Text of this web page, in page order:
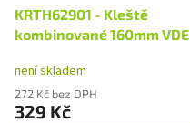
KRTH62901 - Kleště
kombinované 160mm VDE
není skladem
272 Kč bez DPH
329 Kč